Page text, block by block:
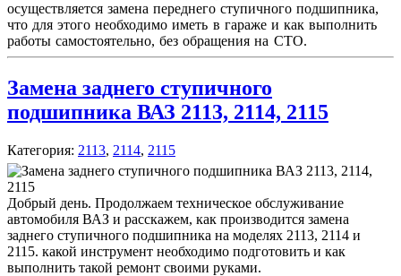
осуществляется замена переднего ступичного подшипника,
что для этого необходимо иметь в гараже и как выполнить
работы самостоятельно, без обращения на СТО.
Замена заднего ступичного
подшипника ВАЗ 2113, 2114, 2115
Категория: 2113, 2114, 2115
Добрый день. Продолжаем техническое обслуживание
автомобиля ВАЗ и расскажем, как производится замена
заднего ступичного подшипника на моделях 2113, 2114 и
2115. какой инструмент необходимо подготовить и как
выполнить такой ремонт своими руками.